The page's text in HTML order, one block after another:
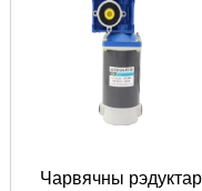
Чарвячны рэдуктар